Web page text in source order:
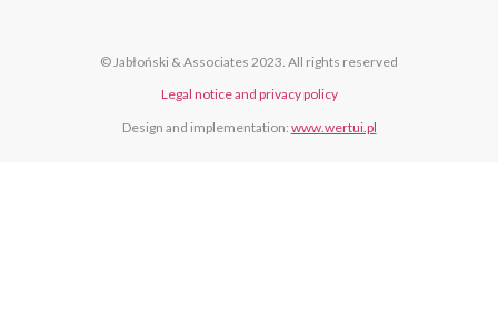
© Jabłoński & Associates 2023. All rights reserved
Legal notice and privacy policy
Design and implementation: www.wertui.pl